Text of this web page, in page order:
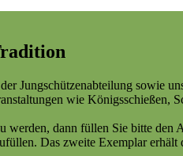
Jungschützenabteilung sowie
wie Königsschießen,
dann füllen Sie bitte
Das zweite Exemplar